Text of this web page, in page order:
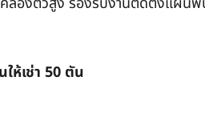
ให้เช่า 50 ตัน